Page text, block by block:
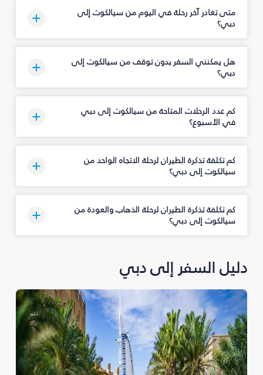
متى تغادر آخر رحلة في اليوم من سيالكوت إلى
دبي؟
هل يمكنني السفر بدون توقف من سيالكوت إلى
دبي؟
كم عدد الرحلات المتاحة من سيالكوت إلى دبي
في الأسبوع؟
كم تكلفة تذكرة الطيران لرحلة الاتجاه الواحد من
سيالكوت إلى دبي؟
كم تكلفة تذكرة الطيران لرحلة الذهاب والعودة من
سيالكوت إلى دبي؟
دليل السفر إلى دبي